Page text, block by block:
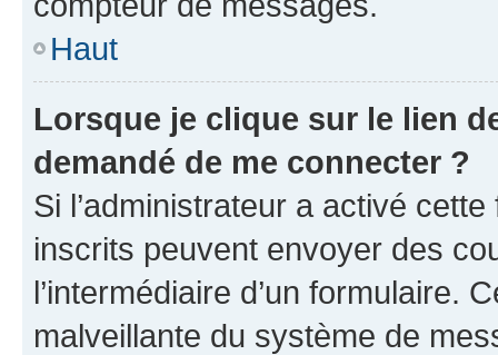
Haut
Lorsque je clique sur le lien
demandé de me connecter ?
Si l’administrateur a activé
inscrits peuvent envoyer des
l’intermédiaire d’un formulaire.
malveillante du système de